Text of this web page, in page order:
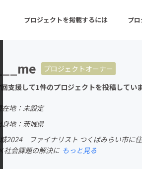
プロジェクトを掲載するには プ
ーン 注目の新着プロジェクト
音楽
ゲーム・サービス開発
プロジェクトオーナー
支援して1件のプロジェクトを投稿してい
在地：未設定
身地：茨城県
2024 ファイナリスト つくばみらい市に
会課題の解決に もっと見る